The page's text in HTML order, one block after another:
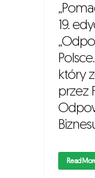
19.
który
przez
Read